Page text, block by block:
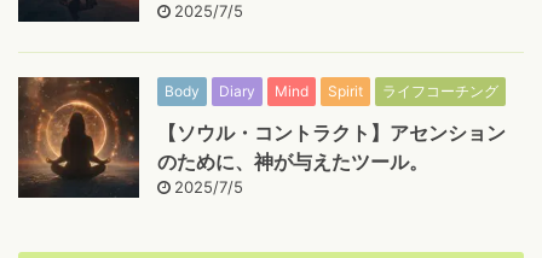
2025/7/5
Body Diary Mind Spirit ライフコーチング
【ソウル・コントラクト】アセンション
のために、神が与えたツール。
2025/7/5